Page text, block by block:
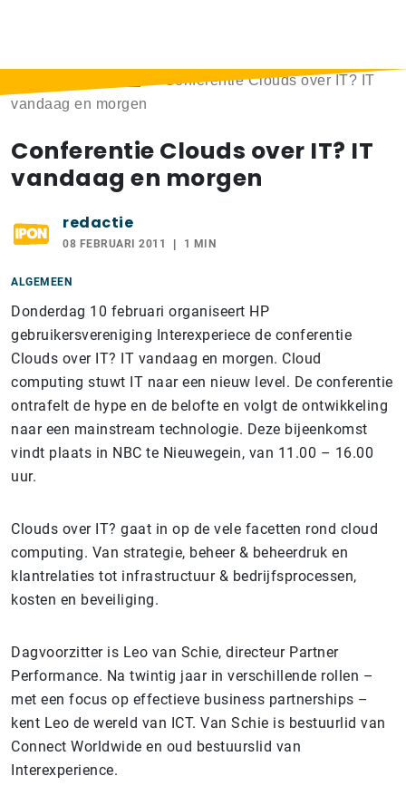
Conferentie Clouds over IT? IT
vandaag en morgen
Conferentie Clouds over IT? IT
vandaag en morgen
redactie
08 FEBRUARI 2011 1 MIN
ALGEMEEN
Donderdag 10 februari organiseert HP
gebruikersvereniging Interexperiece de conferentie
Clouds over IT? IT vandaag en morgen. Cloud
computing stuwt IT naar een nieuw level. De conferentie
ontrafelt de hype en de belofte en volgt de ontwikkeling
naar een mainstream technologie. Deze bijeenkomst
vindt plaats in NBC te Nieuwegein, van 11.00 – 16.00
uur.
Clouds over IT? gaat in op de vele facetten rond cloud
computing. Van strategie, beheer & beheerdruk en
klantrelaties tot infrastructuur & bedrijfsprocessen,
kosten en beveiliging.
Dagvoorzitter is Leo van Schie, directeur Partner
Performance. Na twintig jaar in verschillende rollen –
met een focus op effectieve business partnerships –
kent Leo de wereld van ICT. Van Schie is bestuurlid van
Connect Worldwide en oud bestuurslid van
Interexperience.